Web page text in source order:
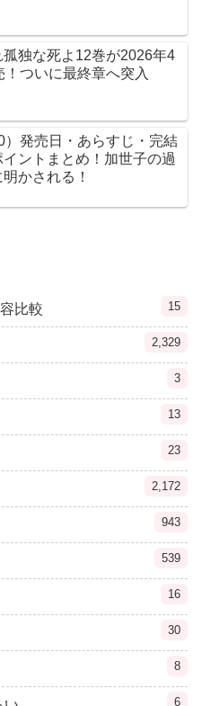
孤独な死よ12巻が2026年4
！ついに最終章へ突入
）発売日・あらすじ・完結
ントまとめ！加世子の過
かされる！
比較 15
2,329
3
13
23
2,172
943
539
16
30
8
6